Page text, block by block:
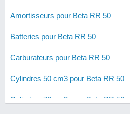
Amortisseurs pour Beta RR 50
Batteries pour Beta RR 50
Carburateurs pour Beta RR 50
Cylindres 50 cm3 pour Beta RR 50
Cylindres 70 cm3 pour Beta RR 50